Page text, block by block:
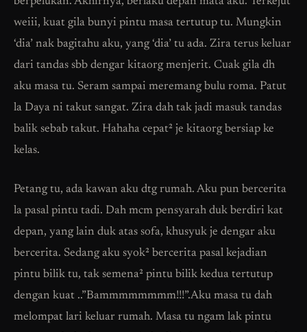
weiii, kuat gila bunyi pintu masa tertutup tu. Mungkin
‘dia’ nak bagitahu aku, yang ‘dia’ tu ada. Zira terus keluar
dari tandas sbb dengar kitaorg menjerit. Cuak gila dh
aku masa tu. Seram sampai meremang bulu roma. Patut
la Daya ni takut sangat. Zira dah tak jadi masuk tandas
balik sebab takut. Hahaha cepat² je kitaorg bersiap ke
kelas.
Petang tu, ada kawan aku dtg rumah. Aku pun bercerita
la pasal pintu tadi. Dah mcm pensyarah duk berdiri kat
depan, yang lain duk atas sofa, khusyuk je dengar aku
bercerita. Sedang aku syok² bercerita pasal kejadian
pintu bilik tu, tak semena² pintu bilik kedua tertutup
dengan kuat ..”Bammmmmmmm!!!”.Aku masa tu dah
melompat lari keluar rumah. Masa tu ngam lak pintu